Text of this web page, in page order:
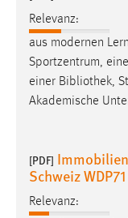
Relevanz:
aus modernen
Sportzentrum,
einer Bibliothek,
Akademische
[PDF]
Schweiz WDP71
Relevanz:
EXTERNE
Um Inhalte von
Plattformen
externen
YouTube
Vimeo